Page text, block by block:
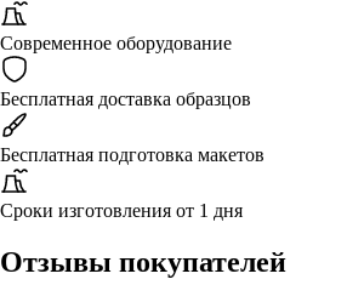
Современное оборудование
Бесплатная доставка образцов
Бесплатная подготовка макетов
Сроки изготовления от 1 дня
Отзывы покупателей